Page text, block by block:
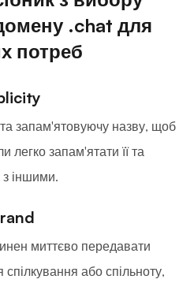
.chat для
потреб
запам'ятовуючу назву, щоб
легко запам'ятати її та
іншими.
миттєво передавати
або спільноту,